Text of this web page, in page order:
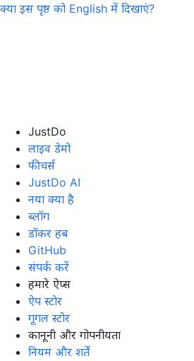
क्या इस पृष्ठ को English में दिखाएं?
JustDo
लाइव डेमो
फीचर्स
JustDo AI
नया क्या है
ब्लॉग
डॉकर हब
GitHub
संपर्क करें
हमारे ऐप्स
ऐप स्टोर
गूगल स्टोर
कानूनी और गोपनीयता
नियम और शर्तें